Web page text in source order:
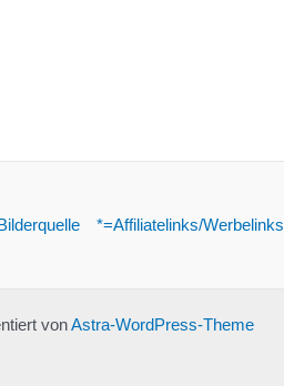
*=Affiliatelinks/Werbelinks
vonAstra-WordPress-Theme